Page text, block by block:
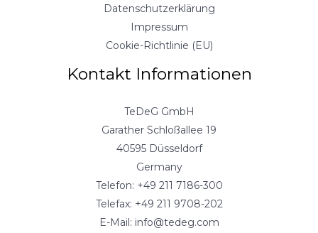
Datenschutzerklärung
Impressum
Cookie-Richtlinie (EU)
Kontakt Informationen
TeDeG GmbH
Garather Schloßallee 19
40595 Düsseldorf
Germany
Telefon: +49 211 7186-300
Telefax: +49 211 9708-202
E-Mail: info@tedeg.com